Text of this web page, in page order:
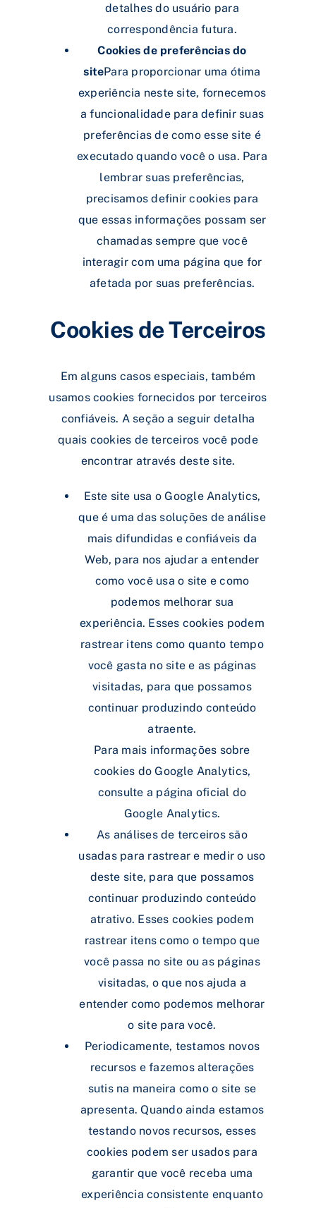
detalhes do usuário para
correspondência futura.
Cookies de preferências do
sitePara proporcionar uma ótima
experiência neste site, fornecemos
a funcionalidade para definir suas
preferências de como esse site é
executado quando você o usa. Para
lembrar suas preferências,
precisamos definir cookies para
que essas informações possam ser
chamadas sempre que você
interagir com uma página que for
afetada por suas preferências.
Cookies de Terceiros
Em alguns casos especiais, também
usamos cookies fornecidos por terceiros
confiáveis. A seção a seguir detalha
quais cookies de terceiros você pode
encontrar através deste site.
Este site usa o Google Analytics,
que é uma das soluções de análise
mais difundidas e confiáveis ​​da
Web, para nos ajudar a entender
como você usa o site e como
podemos melhorar sua
experiência. Esses cookies podem
rastrear itens como quanto tempo
você gasta no site e as páginas
visitadas, para que possamos
continuar produzindo conteúdo
atraente.
Para mais informações sobre
cookies do Google Analytics,
consulte a página oficial do
Google Analytics.
As análises de terceiros são
usadas para rastrear e medir o uso
deste site, para que possamos
continuar produzindo conteúdo
atrativo. Esses cookies podem
rastrear itens como o tempo que
você passa no site ou as páginas
visitadas, o que nos ajuda a
entender como podemos melhorar
o site para você.
Periodicamente, testamos novos
recursos e fazemos alterações
sutis na maneira como o site se
apresenta. Quando ainda estamos
testando novos recursos, esses
cookies podem ser usados ​​para
garantir que você receba uma
experiência consistente enquanto